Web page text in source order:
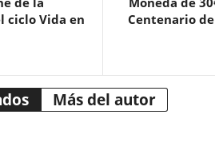
ciclo Vida en
Centenario
Más del autor